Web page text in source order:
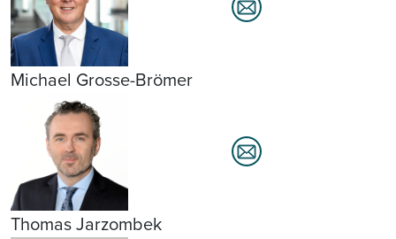
Michael Grosse-Brömer
Thomas Jarzombek